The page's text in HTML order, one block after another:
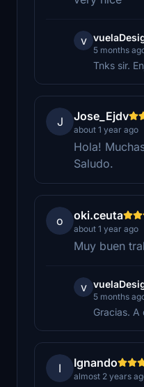
v
5 months
Tnks sir.
J Jose_Ejdv
about 1 year ago
Hola!
Saludo.
o oki.ceuta
about 1 year ago
Muy buen
v
5 months
Gracias.
I Ignando
almost 2 years